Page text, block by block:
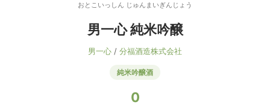
おとこいっしん じゅんまいぎんじょう
男一心 純米吟醸
男一心 / 分福酒造株式会社
純米吟醸酒
0